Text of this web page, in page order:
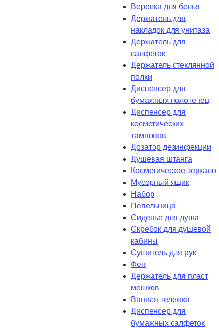
Веревка для белья
Держатель для
накладок для унитаза
Держатель для
салфеток
Держатель стеклянной
полки
Диспенсер для
бумажных полотенец
Диспенсер для
косметических
тампонов
Дозатор дезинфекции
Душевая штанга
Косметическое зеркало
Мусорный ящик
Набор
Пепельница
Сиденье для душа
Скребок для душевой
кабины
Сушитель для рук
Фен
Держатель для пласт
мешков
Ванная тележка
Диспенсер для
бумажных салфеток